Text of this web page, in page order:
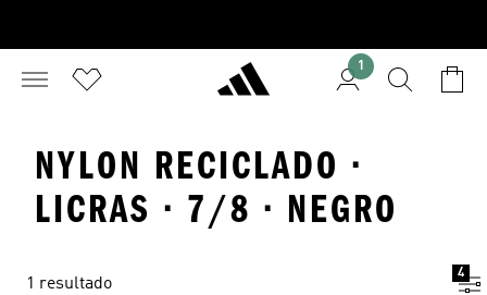
1
NYLON RECICLADO ·
LICRAS · 7/8 · NEGRO
1 resultado
4